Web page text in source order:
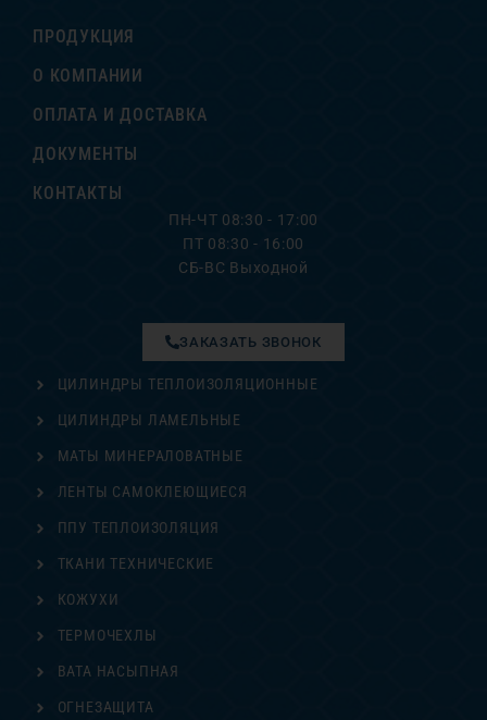
ПРОДУКЦИЯ
О КОМПАНИИ
ОПЛАТА И ДОСТАВКА
ДОКУМЕНТЫ
КОНТАКТЫ
ПН-ЧТ 08:30 - 17:00
ПТ 08:30 - 16:00
СБ-ВС Выходной
ЦИЛИНДРЫ ТЕПЛОИЗОЛЯЦИОННЫЕ
ЦИЛИНДРЫ ЛАМЕЛЬНЫЕ
МАТЫ МИНЕРАЛОВАТНЫЕ
ЛЕНТЫ САМОКЛЕЮЩИЕСЯ
ППУ ТЕПЛОИЗОЛЯЦИЯ
ТКАНИ ТЕХНИЧЕСКИЕ
ЗАКАЗАТЬ ЗВОНОК
КОЖУХИ
ТЕРМОЧЕХЛЫ
ВАТА НАСЫПНАЯ
ОГНЕЗАЩИТА